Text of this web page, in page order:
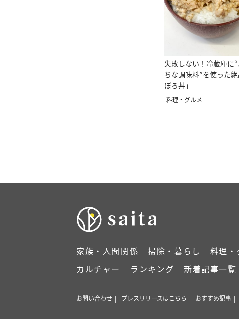
失敗しない！冷蔵庫に
ちな調味料”を使った
ぼろ丼」
料理・グルメ
家族・人間関係 掃除・暮らし 料理・
カルチャー
ランキング 新着記事一覧
お問い合わせ プレスリリースはこちら おすすめ記事